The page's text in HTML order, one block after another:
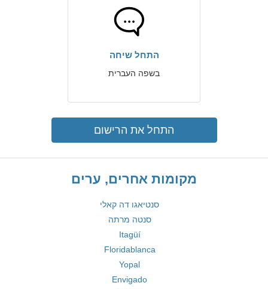
התחל שיחה
בשפה העברית
התחל את הרישום
מקומות אחרים, ערים
סנטיאגו דה קאלי
סנטה מרתה
Itagüí
Floridablanca
Yopal
Envigado